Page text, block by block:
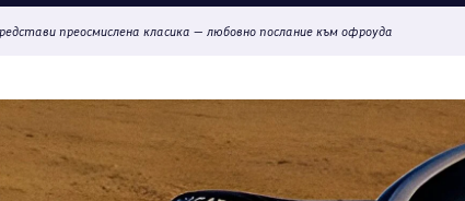
преосмислена класика — любовно послание към офроуда